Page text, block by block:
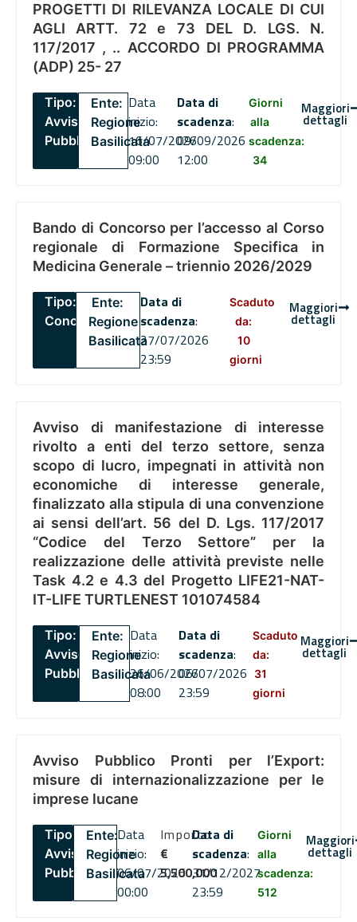
PROGETTI DI RILEVANZA LOCALE DI CUI
AGLI ARTT. 72 e 73 DEL D. LGS. N.
117/2017 , .. ACCORDO DI PROGRAMMA
(ADP) 25- 27
Tipo:
Avviso
Pubblico
Ente:
Regione
Basilicata
Data
inizio:
16/07/2026
09:00
Data di
scadenza:
09/09/2026
12:00
Giorni
alla
scadenza:
34
Maggiori
dettagli
Bando di Concorso per l’accesso al Corso
regionale di Formazione Specifica in
Medicina Generale – triennio 2026/2029
Tipo:
Concorsi
Ente:
Regione
Basilicata
Data di
scadenza:
27/07/2026
23:59
Scaduto
da:
10
giorni
Maggiori
dettagli
Avviso di manifestazione di interesse
rivolto a enti del terzo settore, senza
scopo di lucro, impegnati in attività non
economiche di interesse generale,
finalizzato alla stipula di una convenzione
ai sensi dell’art. 56 del D. Lgs. 117/2017
“Codice del Terzo Settore” per la
realizzazione delle attività previste nelle
Task 4.2 e 4.3 del Progetto LIFE21-NAT-
IT-LIFE TURTLENEST 101074584
Tipo:
Avviso
Pubblico
Ente:
Regione
Basilicata
Data
inizio:
26/06/2026
08:00
Data di
scadenza:
06/07/2026
23:59
Scaduto
da:
31
giorni
Maggiori
dettagli
Avviso Pubblico Pronti per l’Export:
misure di internazionalizzazione per le
imprese lucane
Tipo:
Avviso
Pubblico
Ente:
Regione
Basilicata
Data
inizio:
06/07/2026
00:00
Importo
€
5,500,000
Data di
scadenza:
31/12/2027
23:59
Giorni
alla
scadenza:
512
Maggiori
dettagli